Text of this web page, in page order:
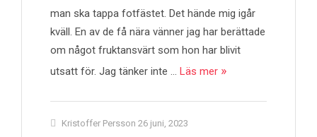
man ska tappa fotfästet. Det hände mig igår
kväll. En av de få nära vänner jag har berättade
om något fruktansvärt som hon har blivit
utsatt för. Jag tänker inte … Läs mer
Kristoffer Persson 26 juni, 2023